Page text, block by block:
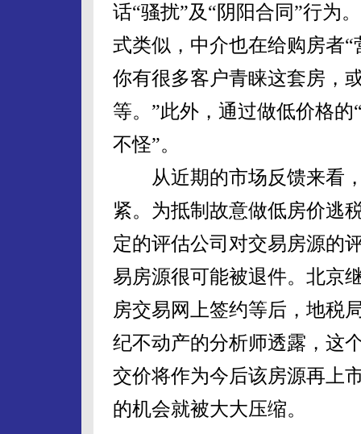
话“骚扰”及“阴阳合同”行为
式类似，中介也在给购房者
你有很多客户青睐这套房，
等。”此外，通过做低价格
不怪”。
从近期的市场反馈来看，
紧。为抵制故意做低房价逃
定的评估公司对交易房源的
易房源很可能被退件。北京
房交易网上签约等后，地税
纪不动产的分析师透露，这
交价将作为今后该房源再上
的机会就被大大压缩。